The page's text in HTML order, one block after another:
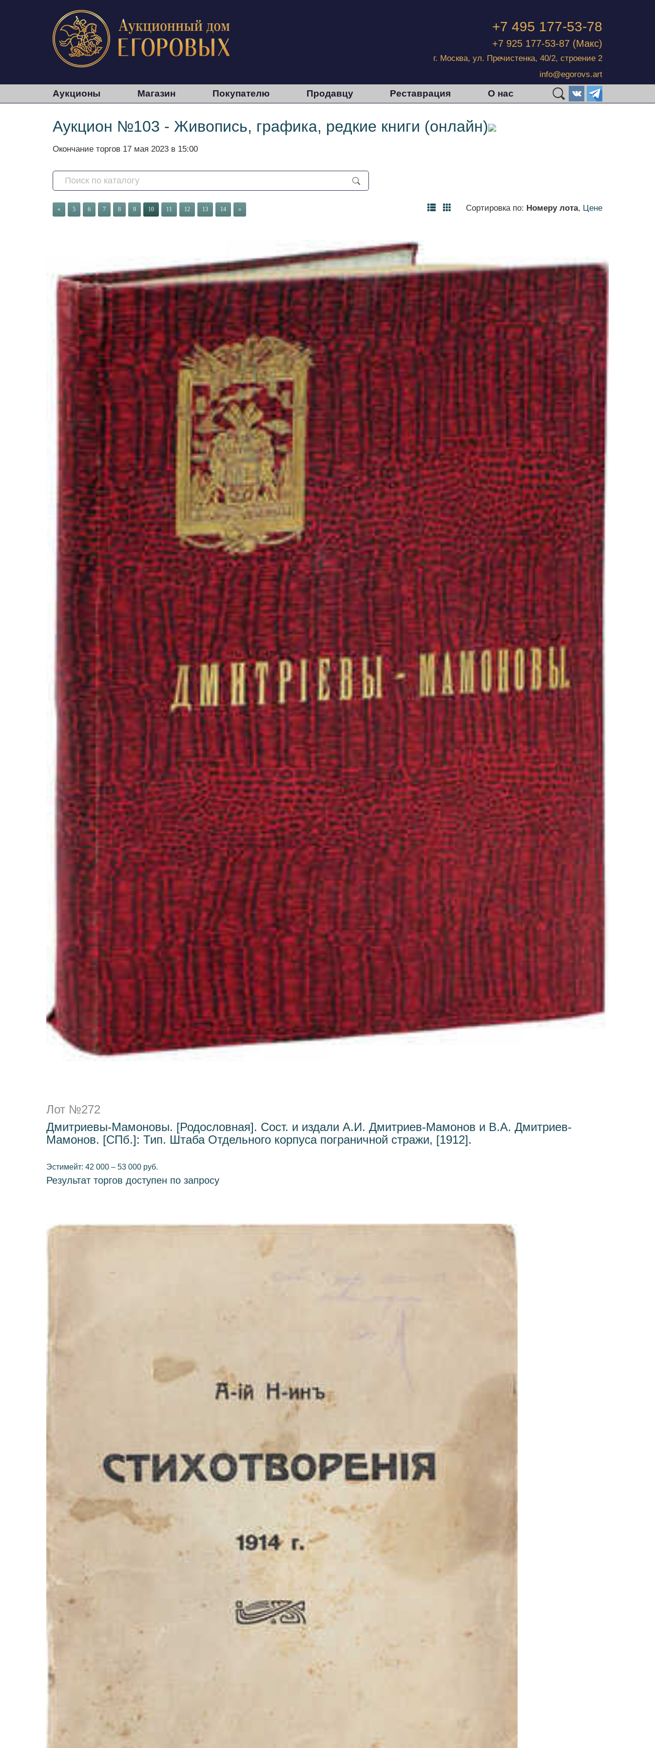
+7 495 177-53-78
+7 925 177-53-87 (Макс)
г. Москва, ул. Пречистенка, 40/2, строение 2
info@egorovs.art
Аукционы Магазин Покупателю Продавцу Реставрация О нас
Аукцион №103 - Живопись, графика, редкие книги (онлайн)
Окончание торгов 17 мая 2023 в 15:00
Search
« 5 6 7 8 9 10 11 12 13 14 » Сортировка по: Номеру лота, Цене
Лот №272
Дмитриевы-Мамоновы. [Родословная]. Сост. и издали А.И. Дмитриев-Мамонов и В.А. Дмитриев-
Мамонов. [СПб.]: Тип. Штаба Отдельного корпуса пограничной стражи, [1912].
Эстимейт: 42 000 – 53 000 руб.
Результат торгов доступен по запросу